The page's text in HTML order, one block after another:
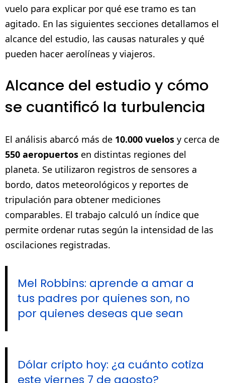
vuelo para explicar por qué ese tramo es tan
agitado. En las siguientes secciones detallamos el
alcance del estudio, las causas naturales y qué
pueden hacer aerolíneas y viajeros.
Alcance del estudio y cómo
se cuantificó la turbulencia
El análisis abarcó más de 10.000 vuelos y cerca de
550 aeropuertos en distintas regiones del
planeta. Se utilizaron registros de sensores a
bordo, datos meteorológicos y reportes de
tripulación para obtener mediciones
comparables. El trabajo calculó un índice que
permite ordenar rutas según la intensidad de las
oscilaciones registradas.
Mel Robbins: aprende a amar a
tus padres por quienes son, no
por quienes deseas que sean
Dólar cripto hoy: ¿a cuánto cotiza
este viernes 7 de agosto?